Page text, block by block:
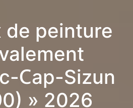
de peinture
Cap-Sizun
» 2026